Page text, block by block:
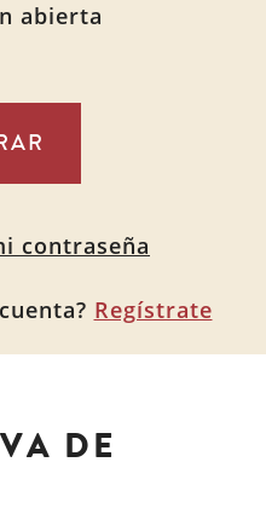
abierta
contraseña
Regístrate
DE